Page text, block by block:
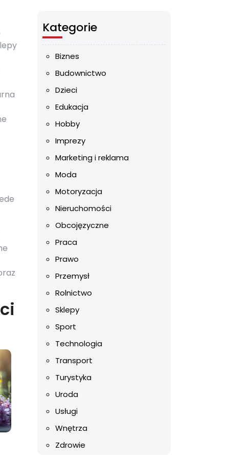
Kategorie
Biznes
Budownictwo
Dzieci
Edukacja
Hobby
Imprezy
Marketing i reklama
Moda
Motoryzacja
Nieruchomości
Obcojęzyczne
Praca
Prawo
Przemysł
Rolnictwo
Sklepy
Sport
Technologia
Transport
Turystyka
Uroda
Usługi
Wnętrza
Zdrowie